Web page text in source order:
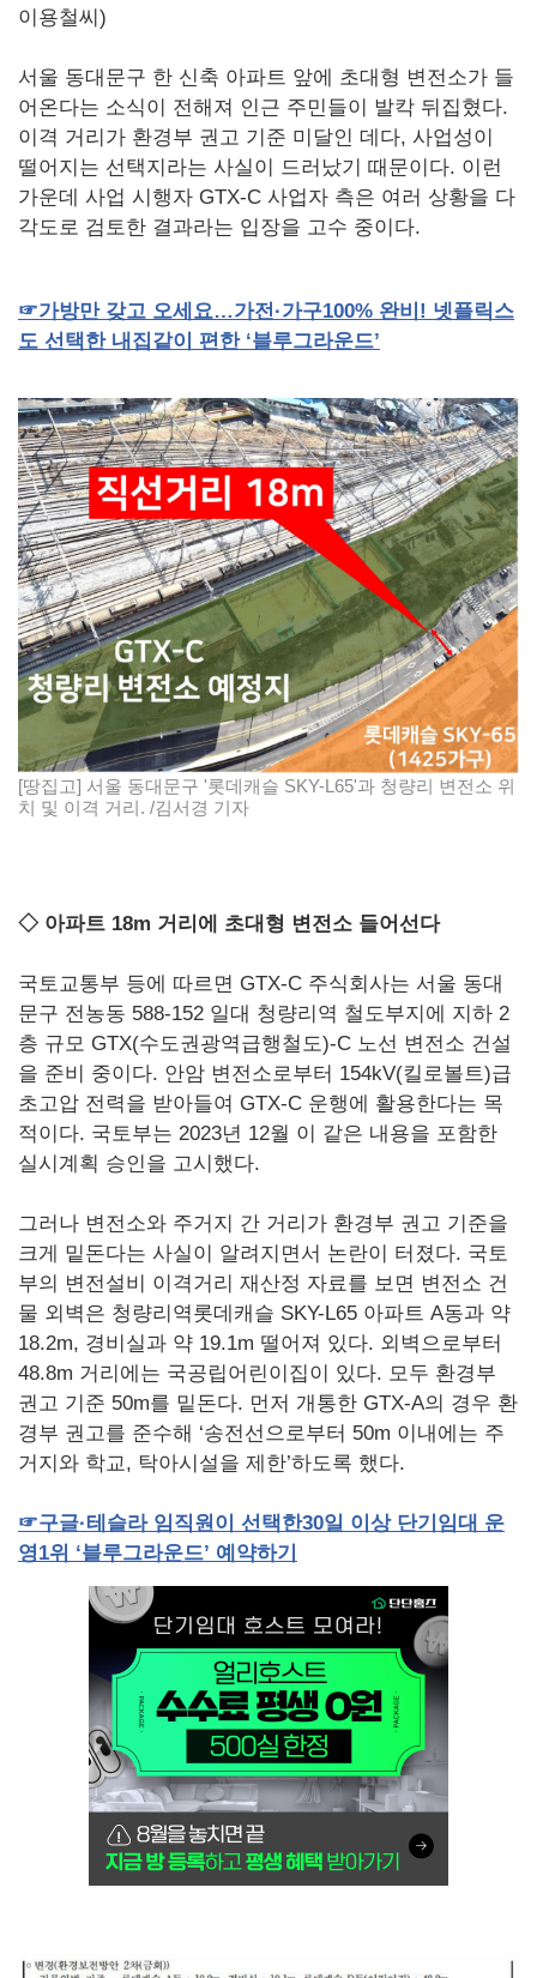
이용철씨)
서울 동대문구 한 신축 아파트 앞에 초대형 변전소가 들
어온다는 소식이 전해져 인근 주민들이 발칵 뒤집혔다.
이격 거리가 환경부 권고 기준 미달인 데다, 사업성이
떨어지는 선택지라는 사실이 드러났기 때문이다. 이런
가운데 사업 시행자 GTX-C 사업자 측은 여러 상황을 다
각도로 검토한 결과라는 입장을 고수 중이다.
☞가방만 갖고 오세요…가전·가구100% 완비 ! 넷플릭스
도 선택한 내집같이 편한 ‘블루그라운드’
[땅집고] 서울 동대문구 '롯데캐슬 SKY-L65'과 청량리 변전소 위
치 및 이격 거리. /김서경 기자
◇ 아파트 18m 거리에 초대형 변전소 들어선다
국토교통부 등에 따르면 GTX-C 주식회사는 서울 동대
문구 전농동 588-152 일대 청량리역 철도부지에 지하 2
층 규모 GTX(수도권광역급행철도)-C 노선 변전소 건설
을 준비 중이다. 안암 변전소로부터 154kV(킬로볼트)급
초고압 전력을 받아들여 GTX-C 운행에 활용한다는 목
적이다. 국토부는 2023년 12월 이 같은 내용을 포함한
실시계획 승인을 고시했다.
그러나 변전소와 주거지 간 거리가 환경부 권고 기준을
크게 밑돈다는 사실이 알려지면서 논란이 터졌다. 국토
부의 변전설비 이격거리 재산정 자료를 보면 변전소 건
물 외벽은 청량리역롯데캐슬 SKY-L65 아파트 A동과 약
18.2m, 경비실과 약 19.1m 떨어져 있다. 외벽으로부터
48.8m 거리에는 국공립어린이집이 있다. 모두 환경부
권고 기준 50m를 밑돈다. 먼저 개통한 GTX-A의 경우 환
경부 권고를 준수해 ‘송전선으로부터 50m 이내에는 주
거지와 학교, 탁아시설을 제한’하도록 했다.
☞구글·테슬라 임직원이 선택한30일 이상 단기임대 운
영1위 ‘블루그라운드’ 예약하기